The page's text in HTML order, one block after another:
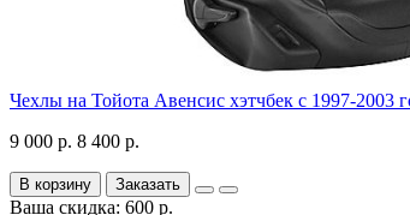
Чехлы на Тойота Авенсис хэтчбек с 1997-2003
9 000 р. 8 400 р.
В корзину Заказать
Ваша скидка: 600 р.